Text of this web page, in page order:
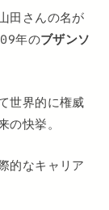
田さんの名が
年のブザンソ
世界的に権威
快挙。
的なキャリア